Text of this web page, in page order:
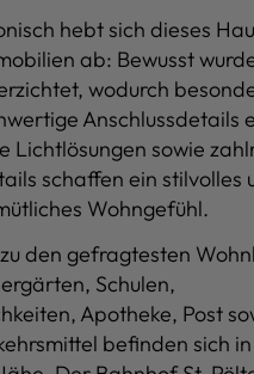
hebt sich dieses
ab: Bewusst
wodurch
Anschlussdetails
Lichtlösungen sowie
schaffen ein stilvolles
Wohngefühl.
den gefragtesten
Schulen,
Apotheke, Post
befinden sich in